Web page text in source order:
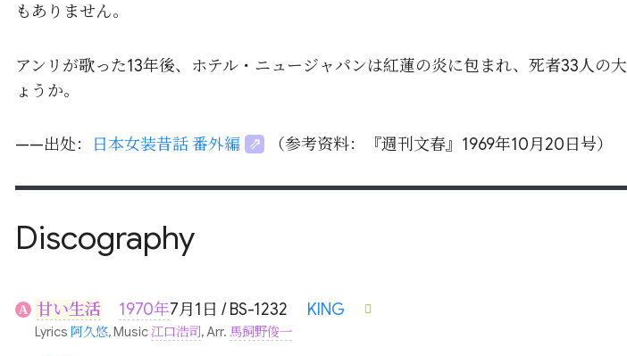
もありません。
アンリが歌った13年後、ホテル・ニュージャパンは紅蓮の炎に包まれ、死者33人
ょうか。
——出处： 日本女装昔話 番外編 （参考资料：『週刊文春』1969年10月20日号）
Discography
A 甘い生活 1970年7月1日 / BS-1232 KING
Lyrics 阿久悠, Music江口浩司, Arr. 馬飼野俊一